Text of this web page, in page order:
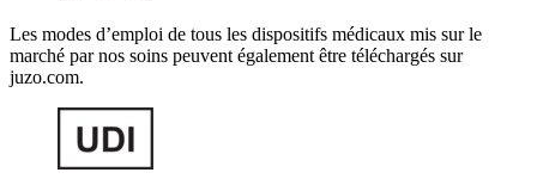
Les modes d’emploi de tous les dispositifs médicaux mis sur le
marché par nos soins peuvent également être téléchargés sur
juzo.com.